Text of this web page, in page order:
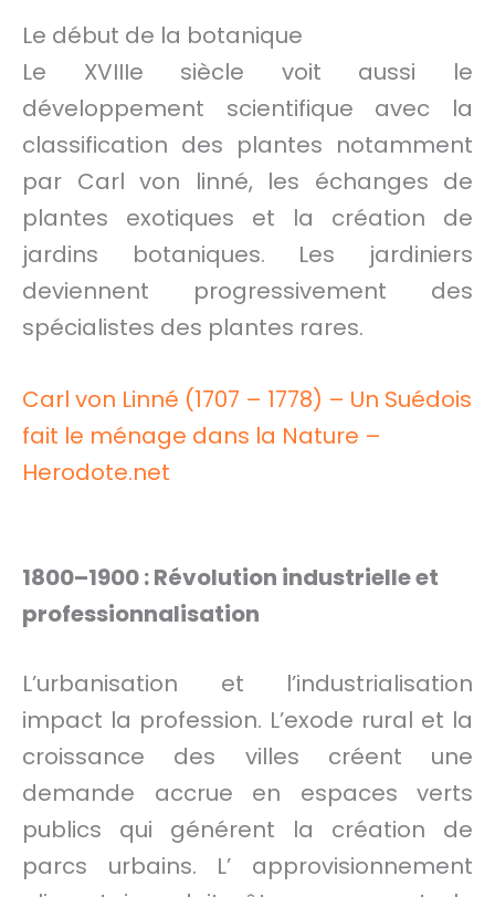
Le début de la botanique
Le XVIIIe siècle voit aussi le
développement scientifique avec la
classification des plantes notamment
par Carl von linné, les échanges de
plantes exotiques et la création de
jardins botaniques. Les jardiniers
deviennent progressivement des
spécialistes des plantes rares.
Carl von Linné (1707 – 1778) – Un Suédois
fait le ménage dans la Nature –
Herodote.net
1800–1900 : Révolution industrielle et
professionnalisation
L’urbanisation et l’industrialisation
impact la profession. L’exode rural et la
croissance des villes créent une
demande accrue en espaces verts
publics qui générent la création de
parcs urbains. L’ approvisionnement